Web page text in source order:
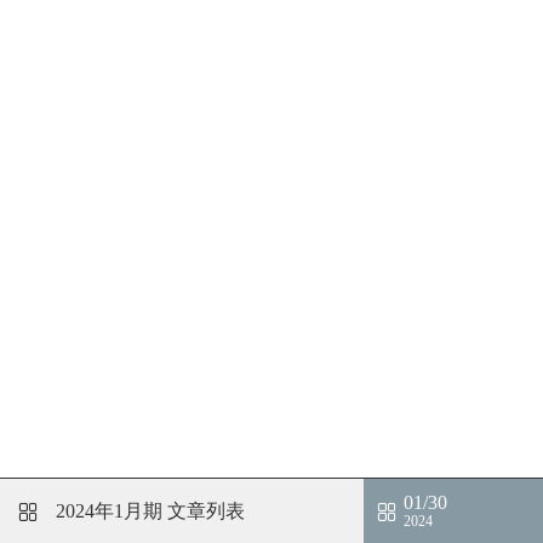
2024年1月期 文章列表 01/30
2024